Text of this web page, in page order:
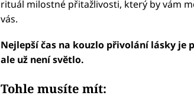
rituál milostné přitažlivosti, který by vám
vás.
Nejlepší čas na kouzlo přivolání lásky je
ale už není světlo.
Tohle musíte mít: